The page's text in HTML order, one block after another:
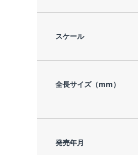
スケール
全長サイズ（mm）
発売年月